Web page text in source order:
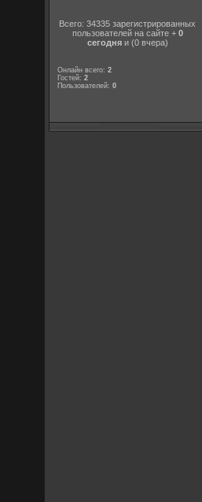
Всего: 34335 зарегистрированных
пользователей на сайте + 0
сегодняи (0 вчера)
Онлайн всего:2
Гостей:2
Пользователей:0